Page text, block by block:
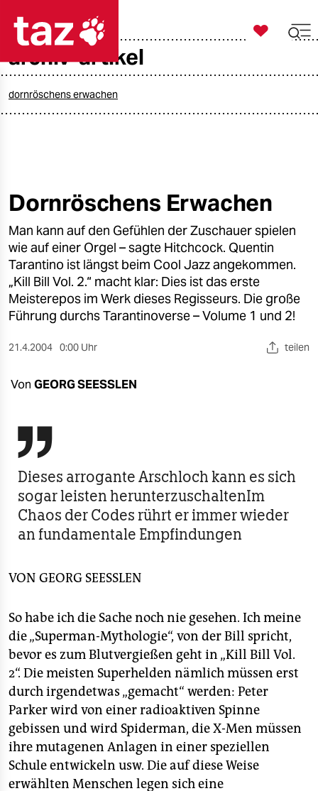
öko
gesellschaft
kultur
sport
berlin
nord
wahrheit
verlag
veranstaltungen
shop
fragen & hilfe
abo
genossenschaft
epaper login

taz zahl ich
archiv-artikel
dornröschens erwachen
Dornröschens Erwachen
Man kann auf den Gefühlen der Zuschauer spielen
wie auf einer Orgel – sagte Hitchcock. Quentin
Tarantino ist längst beim Cool Jazz angekommen.
„Kill Bill Vol. 2.“ macht klar: Dies ist das erste
Meisterepos im Werk dieses Regisseurs. Die große
Führung durchs Tarantinoverse – Volume 1 und 2!
21.4.2004 0:00 Uhr teilen
Von GEORG SEESSLEN

Dieses arrogante Arschloch kann es sich
sogar leisten herunterzuschaltenIm
Chaos der Codes rührt er immer wieder
an fundamentale Empfindungen
VON GEORG SEESSLEN
So habe ich die Sache noch nie gesehen. Ich meine
die „Superman-Mythologie“, von der Bill spricht,
bevor es zum Blutvergießen geht in „Kill Bill Vol.
2“. Die meisten Superhelden nämlich müssen erst
durch irgendetwas „gemacht“ werden: Peter
Parker wird von einer radioaktiven Spinne
gebissen und wird Spiderman, die X-Men müssen
ihre mutagenen Anlagen in einer speziellen
Schule entwickeln usw. Die auf diese Weise
erwählten Menschen legen sich eine